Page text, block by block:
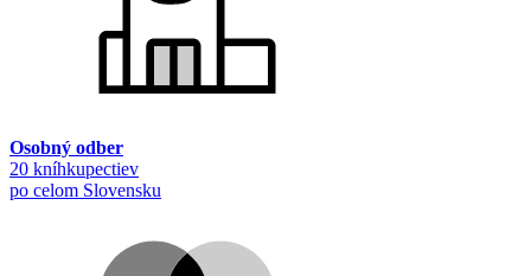
Osobný odber
20 kníhkupectiev
po celom Slovensku